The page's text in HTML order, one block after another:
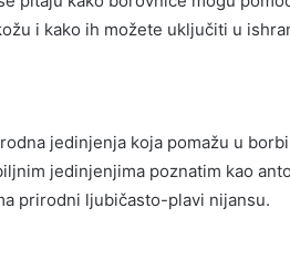
i kako ih možete uključiti u
jedinjenja koja pomažu u
jedinjenjima poznatim kao
prirodni ljubičasto-plavi nijansu.